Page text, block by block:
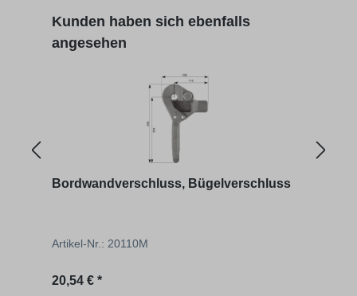
Produktgalerie überspringen
Kunden haben sich ebenfalls
angesehen
Bordwandverschluss, Bügelverschluss
Artikel-Nr.: 20110M
Regulärer Preis:
20,54 € *